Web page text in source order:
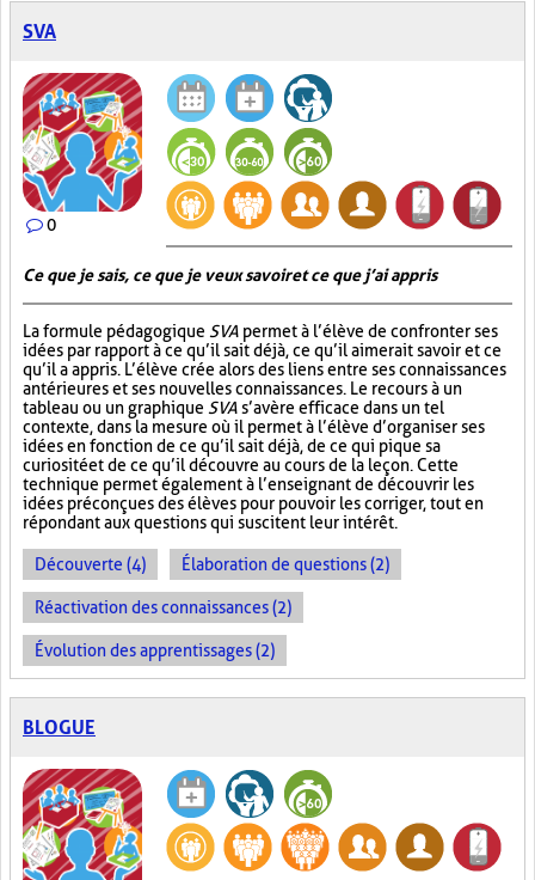
SVA
0
Ce que je sais, ce que je veux savoir et ce que j’ai appris
La formule pédagogique SVA permet à l’élève de confronter ses
idées par rapport à ce qu’il sait déjà, ce qu’il aimerait savoir et ce
qu’il a appris. L’élève crée alors des liens entre ses connaissances
antérieures et ses nouvelles connaissances. Le recours à un
tableau ou un graphique SVA s’avère efficace dans un tel
contexte, dans la mesure où il permet à l’élève d’organiser ses
idées en fonction de ce qu’il sait déjà, de ce qui pique sa
curiosité et de ce qu’il découvre au cours de la leçon. Cette
technique permet également à l’enseignant de découvrir les
idées préconçues des élèves pour pouvoir les corriger, tout en
répondant aux questions qui suscitent leur intérêt.
Découverte (4) Élaboration de questions (2)
Réactivation des connaissances (2)
Évolution des apprentissages (2)
BLOGUE